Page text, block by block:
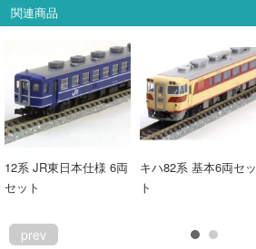
関連商品
12系 JR東日本仕様 6両
セット
キハ82系 基本6両セッ
ト
prev